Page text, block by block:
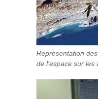
Représentation
de l'espace sur les